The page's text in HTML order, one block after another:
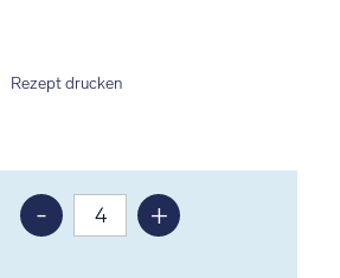
Rezept drucken
Portion
-
Portion
+